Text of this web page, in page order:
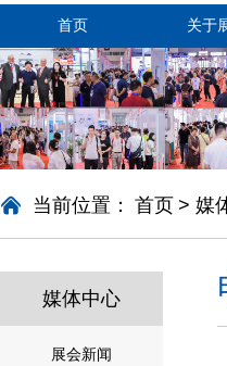
首页 关于
当前位置： 首页 > 媒
媒体中心
展会新闻